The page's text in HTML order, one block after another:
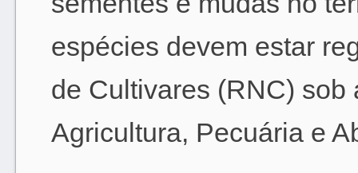
espécies devem estar
de Cultivares (RNC)
Agricultura, Pecuária e